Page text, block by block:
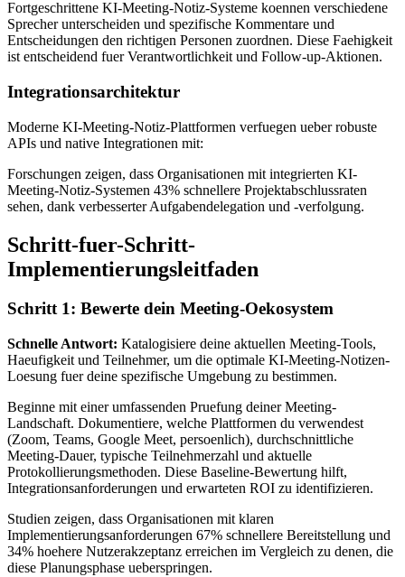
Fortgeschrittene KI-Meeting-Notiz-Systeme koennen verschiedene
Sprecher unterscheiden und spezifische Kommentare und
Entscheidungen den richtigen Personen zuordnen. Diese Faehigkeit
ist entscheidend fuer Verantwortlichkeit und Follow-up-Aktionen.
Integrationsarchitektur
Moderne KI-Meeting-Notiz-Plattformen verfuegen ueber robuste
APIs und native Integrationen mit:
Forschungen zeigen, dass Organisationen mit integrierten KI-
Meeting-Notiz-Systemen 43% schnellere Projektabschlussraten
sehen, dank verbesserter Aufgabendelegation und -verfolgung.
Schritt-fuer-Schritt-
Implementierungsleitfaden
Schritt 1: Bewerte dein Meeting-Oekosystem
Schnelle Antwort: Katalogisiere deine aktuellen Meeting-Tools,
Haeufigkeit und Teilnehmer, um die optimale KI-Meeting-Notizen-
Loesung fuer deine spezifische Umgebung zu bestimmen.
Beginne mit einer umfassenden Pruefung deiner Meeting-
Landschaft. Dokumentiere, welche Plattformen du verwendest
(Zoom, Teams, Google Meet, persoenlich), durchschnittliche
Meeting-Dauer, typische Teilnehmerzahl und aktuelle
Protokollierungsmethoden. Diese Baseline-Bewertung hilft,
Integrationsanforderungen und erwarteten ROI zu identifizieren.
Studien zeigen, dass Organisationen mit klaren
Implementierungsanforderungen 67% schnellere Bereitstellung und
34% hoehere Nutzerakzeptanz erreichen im Vergleich zu denen, die
diese Planungsphase ueberspringen.